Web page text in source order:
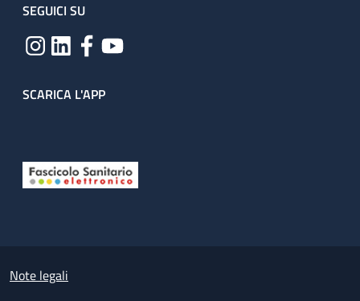
SEGUICI SU
SCARICA L'APP
Small prints
Note legali